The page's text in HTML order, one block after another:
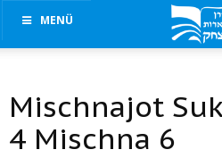
MENÜ
Mischnajot
4 Mischna 6